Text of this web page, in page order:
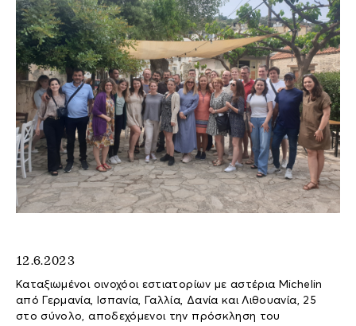
12.6.2023
Καταξιωμένοι οινοχόοι εστιατορίων με αστέρια Michelin
από Γερμανία, Ισπανία, Γαλλία, Δανία και Λιθουανία, 25
στο σύνολο, αποδεχόμενοι την πρόσκληση του